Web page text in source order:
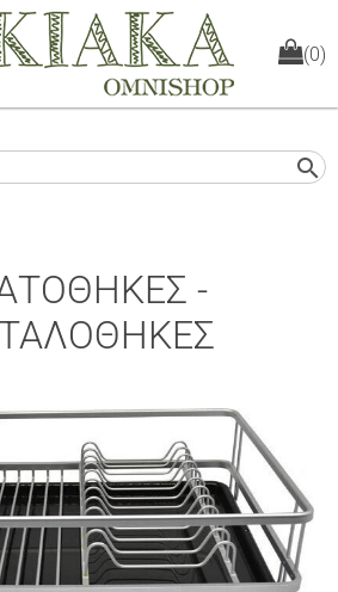
(0)
search
-